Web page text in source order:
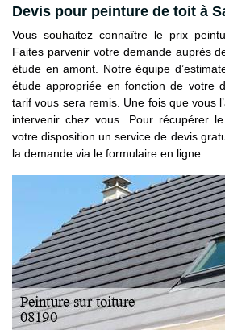
Devis pour peinture de toit à
Vous souhaitez connaître le prix
Faites parvenir votre demande auprès
étude en amont. Notre équipe
étude appropriée en fonction de votre
tarif vous sera remis. Une fois que vous
intervenir chez vous. Pour récupérer
votre disposition un service de devis
la demande via le formulaire en ligne.